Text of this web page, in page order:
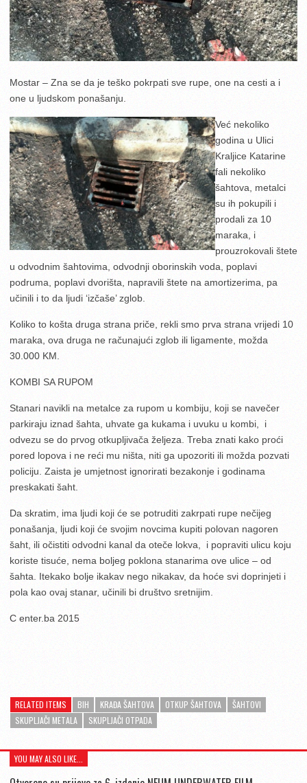
Mostar – Zna se da je teško pokrpati sve rupe, one na cesti a i
one u ljudskom ponašanju.
Već nekoliko
godina u Ulici
Kraljice Katarine
fali nekoliko
šahtova, metalci
su ih pokupili i
prodali za 10
maraka, i
prouzrokovali štete
u odvodnim šahtovima, odvodnji oborinskih voda, poplavi
podruma, poplavi dvorišta, napravili štete na amortizerima, pa
učinili i to da ljudi ‘izčaše’ zglob.
Koliko to košta druga strana priče, rekli smo prva strana vrijedi 10
maraka, ova druga ne računajući zglob ili ligamente, možda
30.000 KM.
KOMBI SA RUPOM
Stanari navikli na metalce za rupom u kombiju, koji se navečer
parkiraju iznad šahta, uhvate ga kukama i uvuku u kombi, i
odvezu se do prvog otkupljivača željeza. Treba znati kako proći
pored lopova i ne reći mu ništa, niti ga upozoriti ili možda pozvati
policiju. Zaista je umjetnost ignorirati bezakonje i godinama
preskakati šaht.
Da skratim, ima ljudi koji će se potruditi zakrpati rupe nečijeg
ponašanja, ljudi koji će svojim novcima kupiti polovan nagoren
šaht, ili očistiti odvodni kanal da oteče lokva, i popraviti ulicu koju
koriste tisuće, nema boljeg poklona stanarima ove ulice – od
šahta. Itekako bolje ikakav nego nikakav, da hoće svi doprinjeti i
pola kao ovaj stanar, učinili bi društvo sretnijim.
C enter.ba 2015
RELATED ITEMS BIH KRAĐA ŠAHTOVA OTKUP ŠAHTOVA
ŠAHTOVI
SKUPLJAČI METALA
SKUPLJAČI OTPADA
YOU MAY ALSO LIKE...